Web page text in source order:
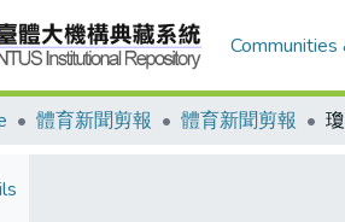
體育新聞剪報 體育新聞剪報